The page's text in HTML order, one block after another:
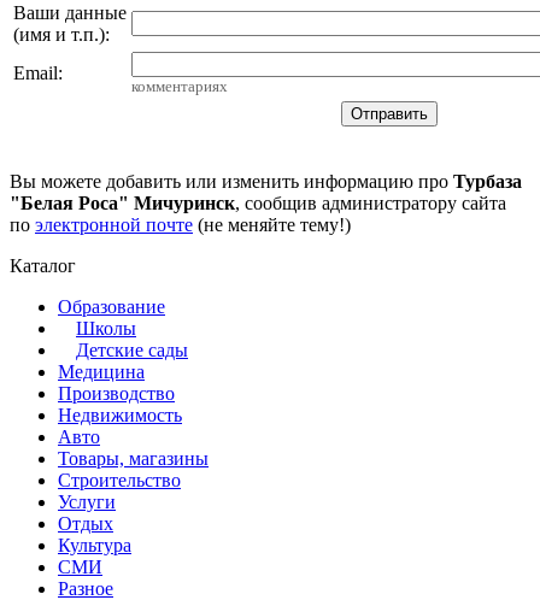
Ваши данные
(имя и т.п.):
Email:
комментариях
Вы можете добавить или изменить информацию про Турбаза
"Белая Роса" Мичуринск, сообщив администратору сайта
по электронной почте (не меняйте тему!)
Каталог
Образование
Школы
Детские сады
Медицина
Производство
Недвижимость
Авто
Товары, магазины
Строительство
Услуги
Отдых
Культура
СМИ
Разное